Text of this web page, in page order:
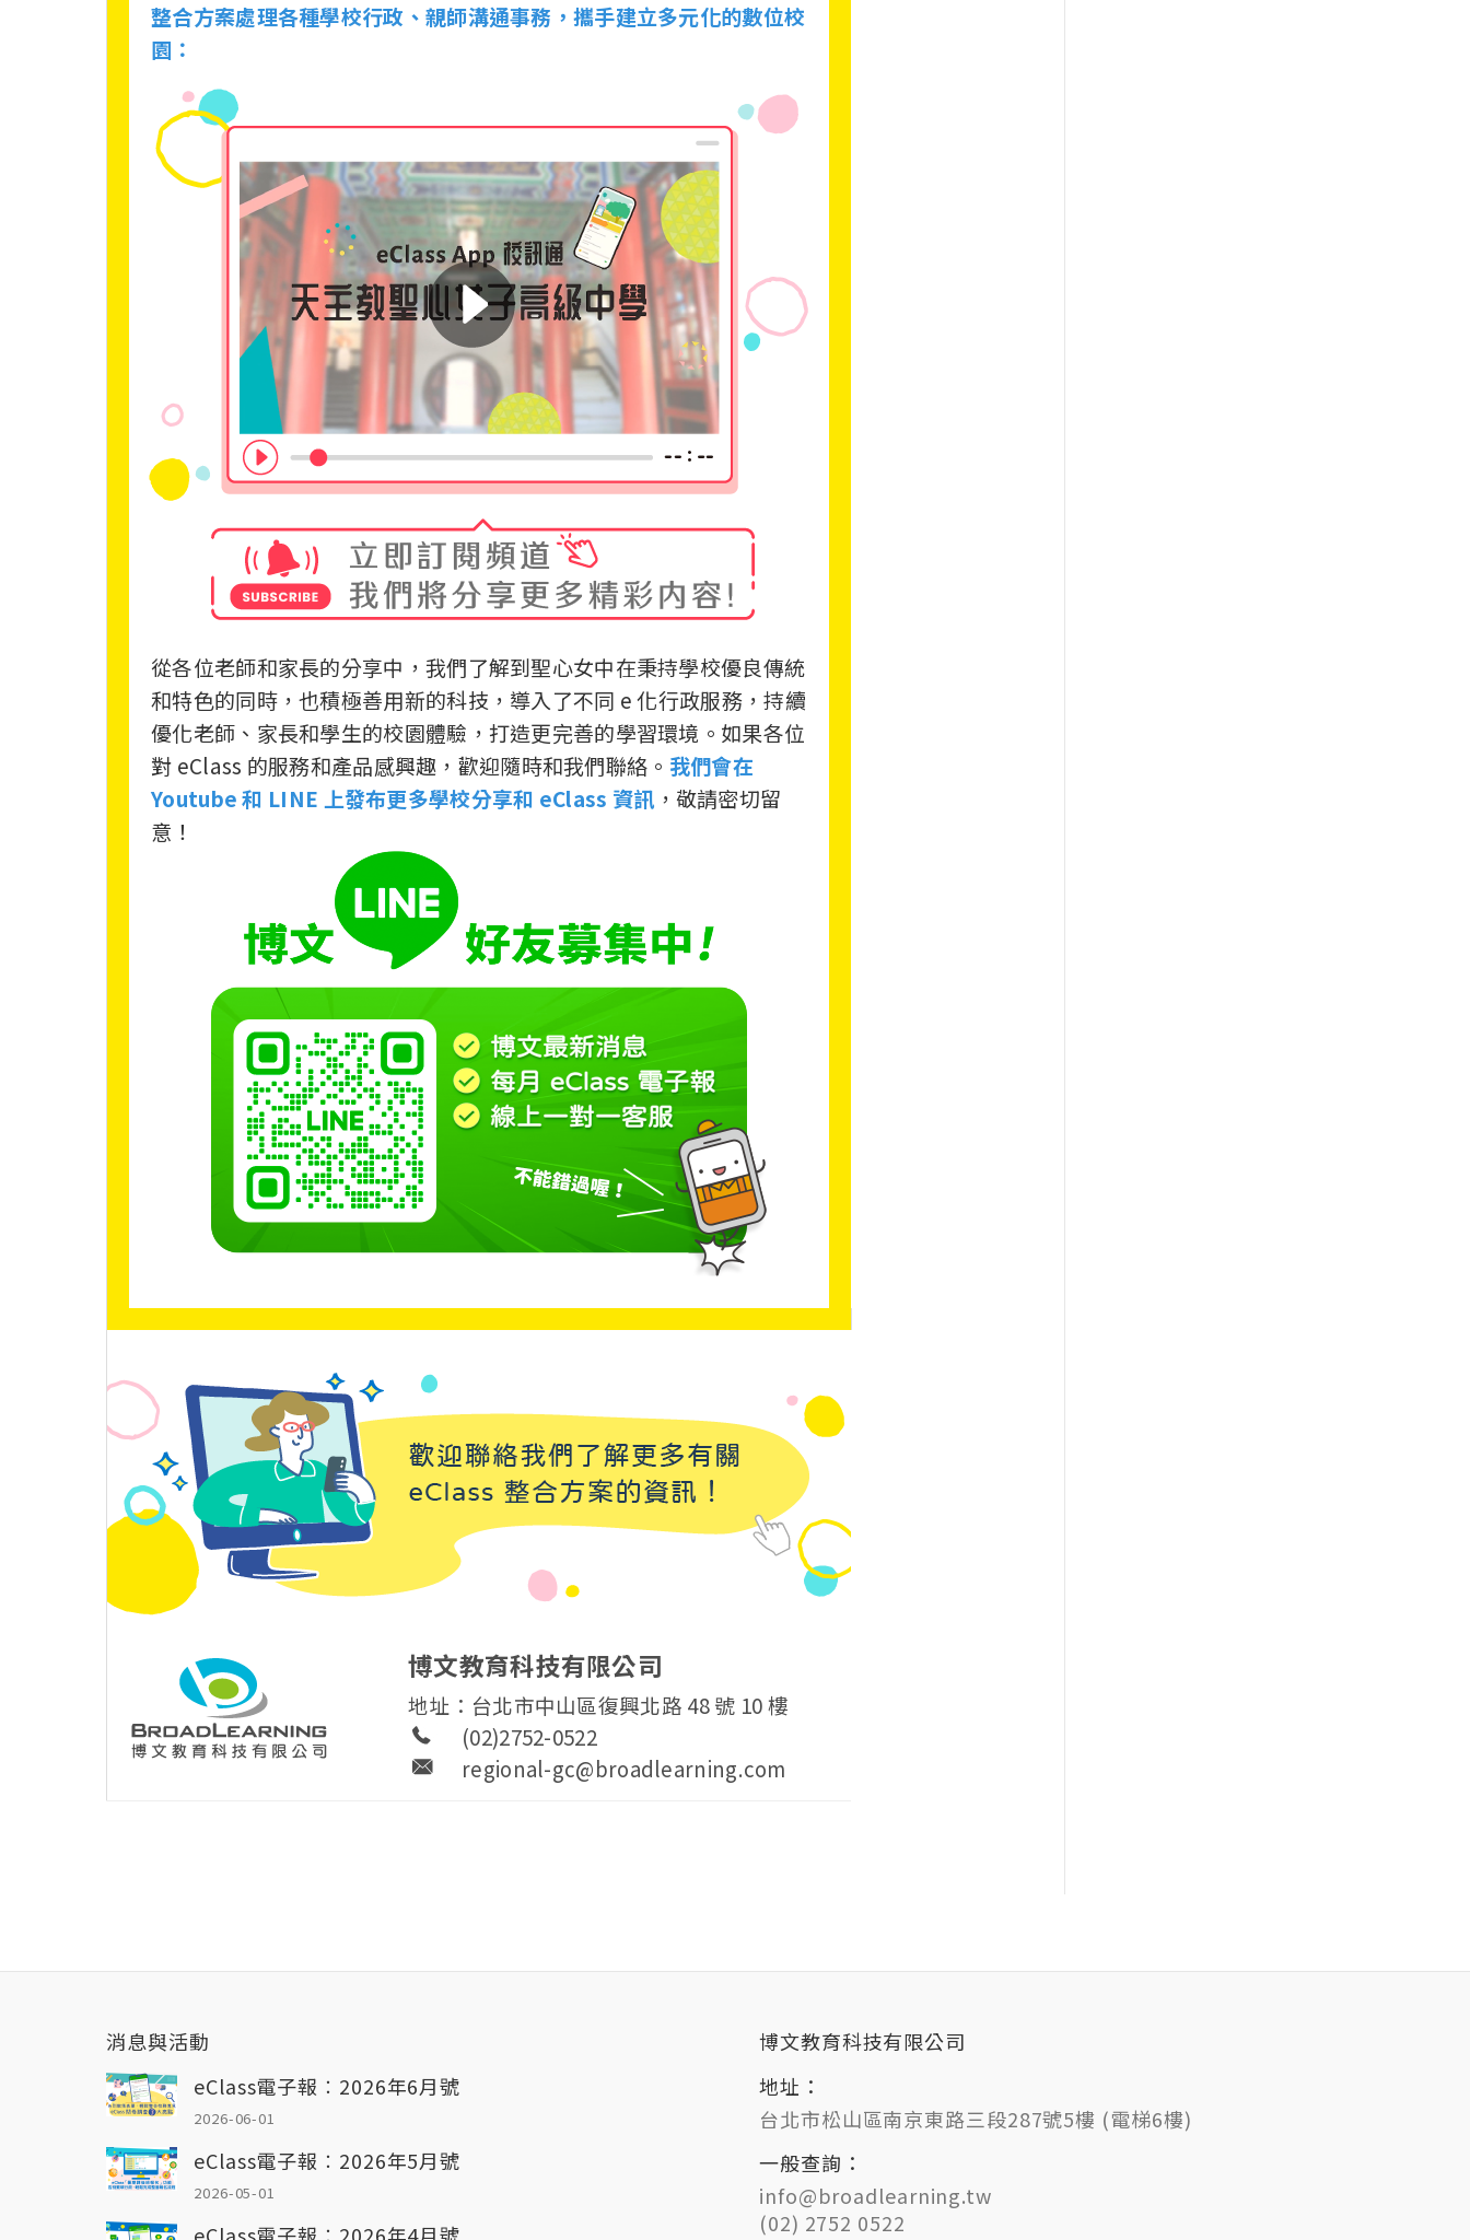
整合方案處理各種學校行政、親師溝通事務，攜手建立多元化的數位校
園：
從各位老師和家長的分享中，我們了解到聖心女中在秉持學校優良傳統
和特色的同時，也積極善用新的科技，導入了不同 e 化行政服務，持續
優化老師、家長和學生的校園體驗，打造更完善的學習環境。如果各位
對 eClass 的服務和產品感興趣，歡迎隨時和我們聯絡。 我們會在
Youtube 和 LINE 上發布更多學校分享和 eClass 資訊 ，敬請密切留
意！
博文教育科技有限公司
地址：台北市中山區復興北路 48 號 10 樓
(02)2752-0522
regional-gc@broadlearning.com
消息與活動
eClass電子報︰2026年6月號
2026-06-01
eClass電子報︰2026年5月號
2026-05-01
博文教育科技有限公司
地址：
台北市松山區南京東路三段287號5樓 (電梯6樓)
一般查詢：
info@broadlearning.tw
(02) 2752 0522